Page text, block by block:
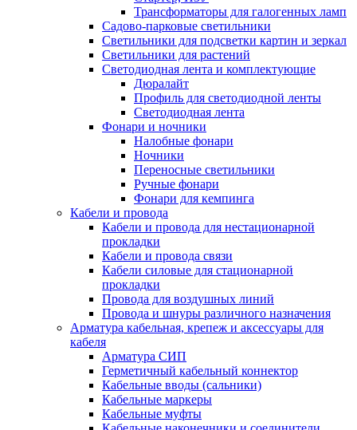
Трансформаторы для галогенных ламп
Садово-парковые светильники
Светильники для подсветки картин и зеркал
Светильники для растений
Светодиодная лента и комплектующие
Дюралайт
Профиль для светодиодной ленты
Светодиодная лента
Фонари и ночники
Налобные фонари
Ночники
Переносные светильники
Ручные фонари
Фонари для кемпинга
Кабели и провода
Кабели и провода для нестационарной
прокладки
Кабели и провода связи
Кабели силовые для стационарной
прокладки
Провода для воздушных линий
Провода и шнуры различного назначения
Арматура кабельная, крепеж и аксессуары для
кабеля
Арматура СИП
Герметичный кабельный коннектор
Кабельные вводы (сальники)
Кабельные маркеры
Кабельные муфты